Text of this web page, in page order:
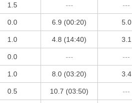
1.5 --- ---
0.0 6.9 (00:20) 5.0
1.0 4.8 (14:40) 3.1
0.0 --- ---
1.0 8.0 (03:20) 3.4
0.5 10.7 (03:50) ---